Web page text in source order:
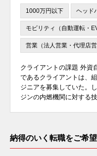
1000万円以下 ヘッド
モビリティ（自動運転・EV
営業（法人営業・代理店営
クライアントの課題 外資
であるクライアントは、
ジニアを募集していた。
ジンの内燃機関に対する
納得のいく転職をご希